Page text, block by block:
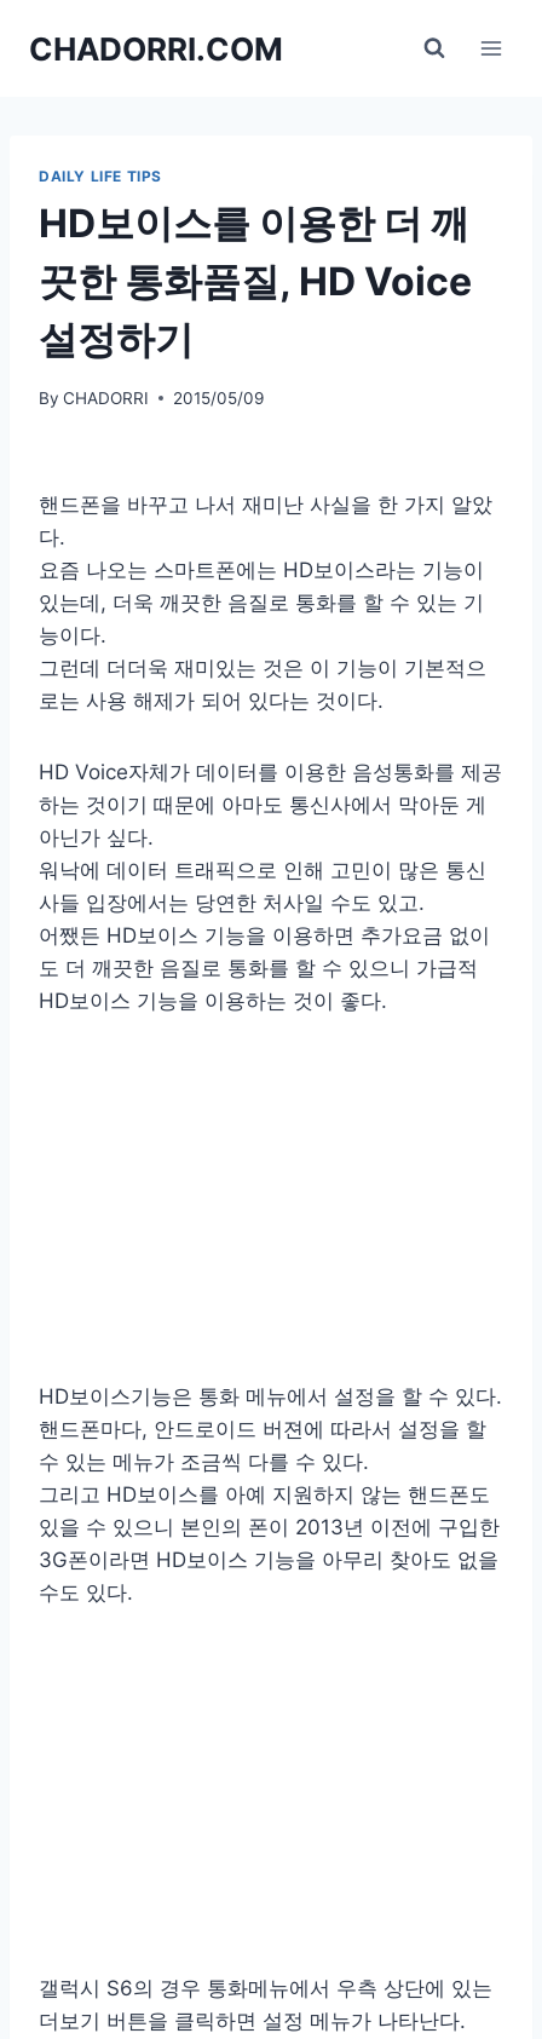
CHADORRI.COM
DAILY LIFE TIPS
HD보이스를 이용한 더 깨
끗한 통화품질, HD Voice
설정하기
By CHADORRI 2015/05/09
핸드폰을 바꾸고 나서 재미난 사실을 한 가지 알았
다.
요즘 나오는 스마트폰에는 HD보이스라는 기능이
있는데, 더욱 깨끗한 음질로 통화를 할 수 있는 기
능이다.
그런데 더더욱 재미있는 것은 이 기능이 기본적으
로는 사용 해제가 되어 있다는 것이다.
HD Voice자체가 데이터를 이용한 음성통화를 제공
하는 것이기 때문에 아마도 통신사에서 막아둔 게
아닌가 싶다.
워낙에 데이터 트래픽으로 인해 고민이 많은 통신
사들 입장에서는 당연한 처사일 수도 있고.
어쨌든 HD보이스 기능을 이용하면 추가요금 없이
도 더 깨끗한 음질로 통화를 할 수 있으니 가급적
HD보이스 기능을 이용하는 것이 좋다.
HD보이스기능은 통화 메뉴에서 설정을 할 수 있다.
핸드폰마다, 안드로이드 버젼에 따라서 설정을 할
수 있는 메뉴가 조금씩 다를 수 있다.
그리고 HD보이스를 아예 지원하지 않는 핸드폰도
있을 수 있으니 본인의 폰이 2013년 이전에 구입한
3G폰이라면 HD보이스 기능을 아무리 찾아도 없을
수도 있다.
갤럭시 S6의 경우 통화메뉴에서 우측 상단에 있는
더보기 버튼을 클릭하면 설정 메뉴가 나타난다.